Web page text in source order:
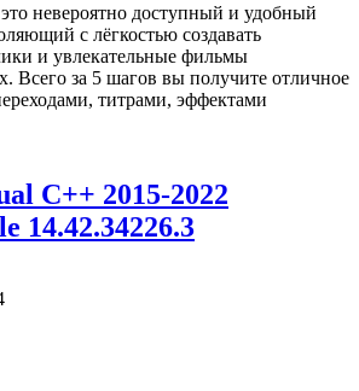
невероятно доступный и удобный
с лёгкостью создавать
и увлекательные фильмы
Всего за 5 шагов вы получите отличное
титрами, эффектами
C++ 2015-2022
14.42.34226.3